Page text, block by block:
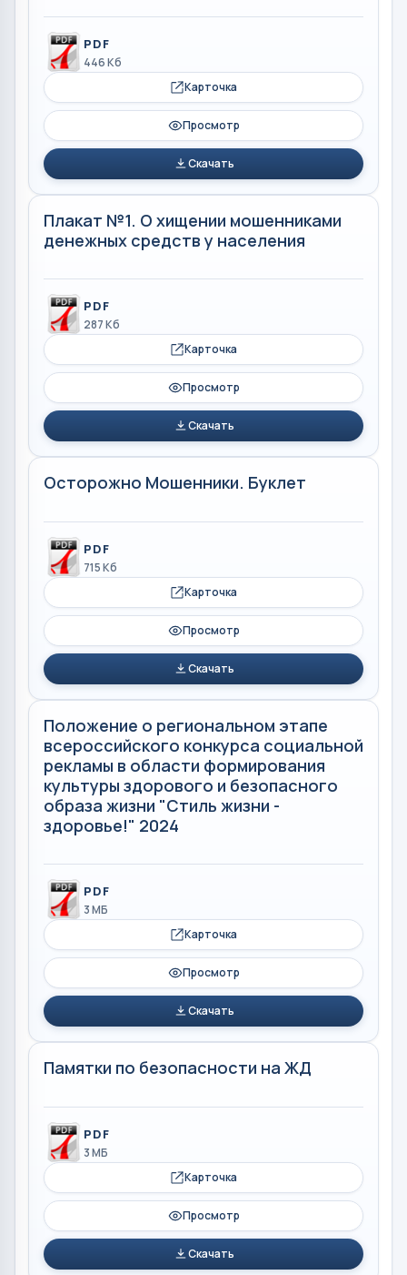
PDF
446 Кб
Карточка
Просмотр
Скачать
Плакат №1. О хищении мошенниками
денежных средств у населения
PDF
287 Кб
Карточка
Просмотр
Скачать
Осторожно Мошенники. Буклет
PDF
715 Кб
Карточка
Просмотр
Скачать
Положение о региональном этапе
всероссийского конкурса социальной
рекламы в области формирования
культуры здорового и безопасного
образа жизни "Стиль жизни -
здоровье!" 2024
PDF
3 МБ
Карточка
Просмотр
Скачать
Памятки по безопасности на ЖД
PDF
3 МБ
Карточка
Просмотр
Скачать